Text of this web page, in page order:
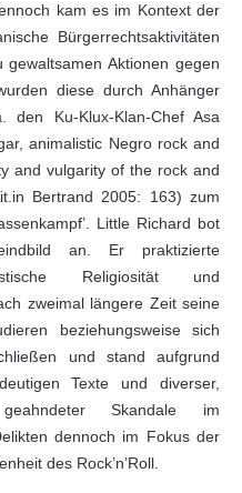
kam es im Kontext der
Bürgerrechtsaktivitäten
Aktionen gegen
diese durch Anhänger
den Ku-Klux-Klan-Chef Asa
animalistic Negro rock and
and vulgarity of the rock and
Bertrand 2005: 163) zum
Little Richard bot
an. Er praktizierte
Religiosität und
zweimal längere Zeit seine
beziehungsweise sich
und stand aufgrund
Texte und diverser,
Skandale im
dennoch im Fokus der
des Rock’n’Roll.